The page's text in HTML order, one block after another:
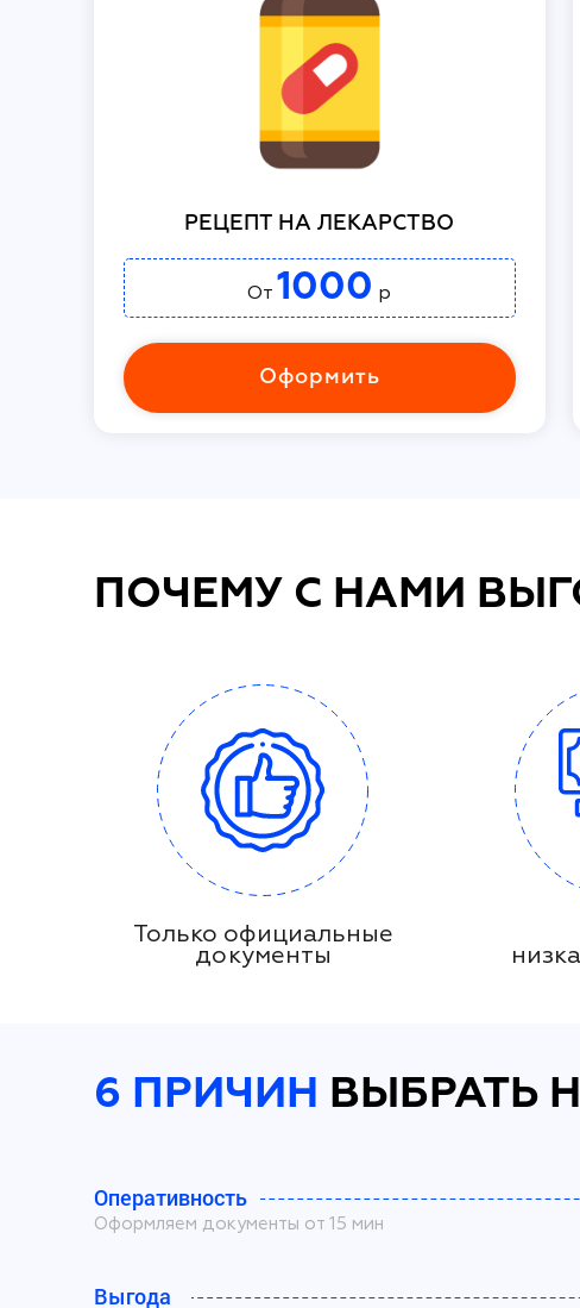
РЕЦЕПТ НА ЛЕКАРСТВО
От 1000 р
Оформить
ПОЧЕМУ С НАМИ
Только официальные
документы
6 ПРИЧИН ВЫБРАТЬ
Оперативность
Оформляем документы от 15 мин
Выгода